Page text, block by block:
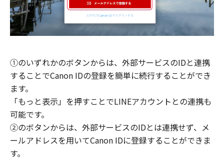
①のいずれかのボタンからは、外部サービスのIDと連携
することでCanon IDの登録を簡単に続行することができ
ます。
「もっと表示」を押すことでLINEアカウントとの連携も
可能です。
②のボタンからは、外部サービスのIDとは連携せず、メ
ールアドレスを用いてCanon IDに登録することができま
す。